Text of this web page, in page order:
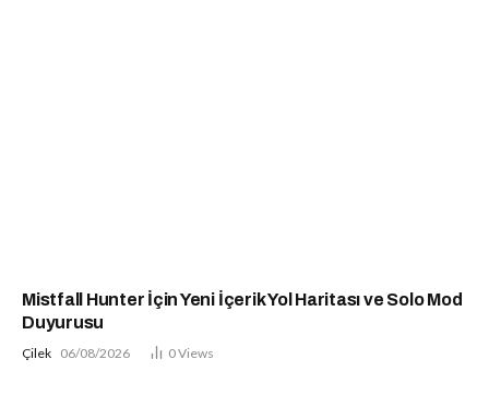
Mistfall Hunter İçin Yeni İçerik Yol Haritası ve Solo Mod
Duyurusu
Çilek 06/08/2026 0Views